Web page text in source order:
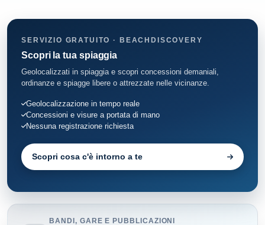
SERVIZIO GRATUITO · BEACHDISCOVERY
Scopri la tua spiaggia
Geolocalizzati in spiaggia e scopri concessioni demaniali,
ordinanze e spiagge libere o attrezzate nelle vicinanze.
Geolocalizzazione in tempo reale
Concessioni e visure a portata di mano
Nessuna registrazione richiesta
Scopri cosa c'è intorno a te
BANDI, GARE E PUBBLICAZIONI